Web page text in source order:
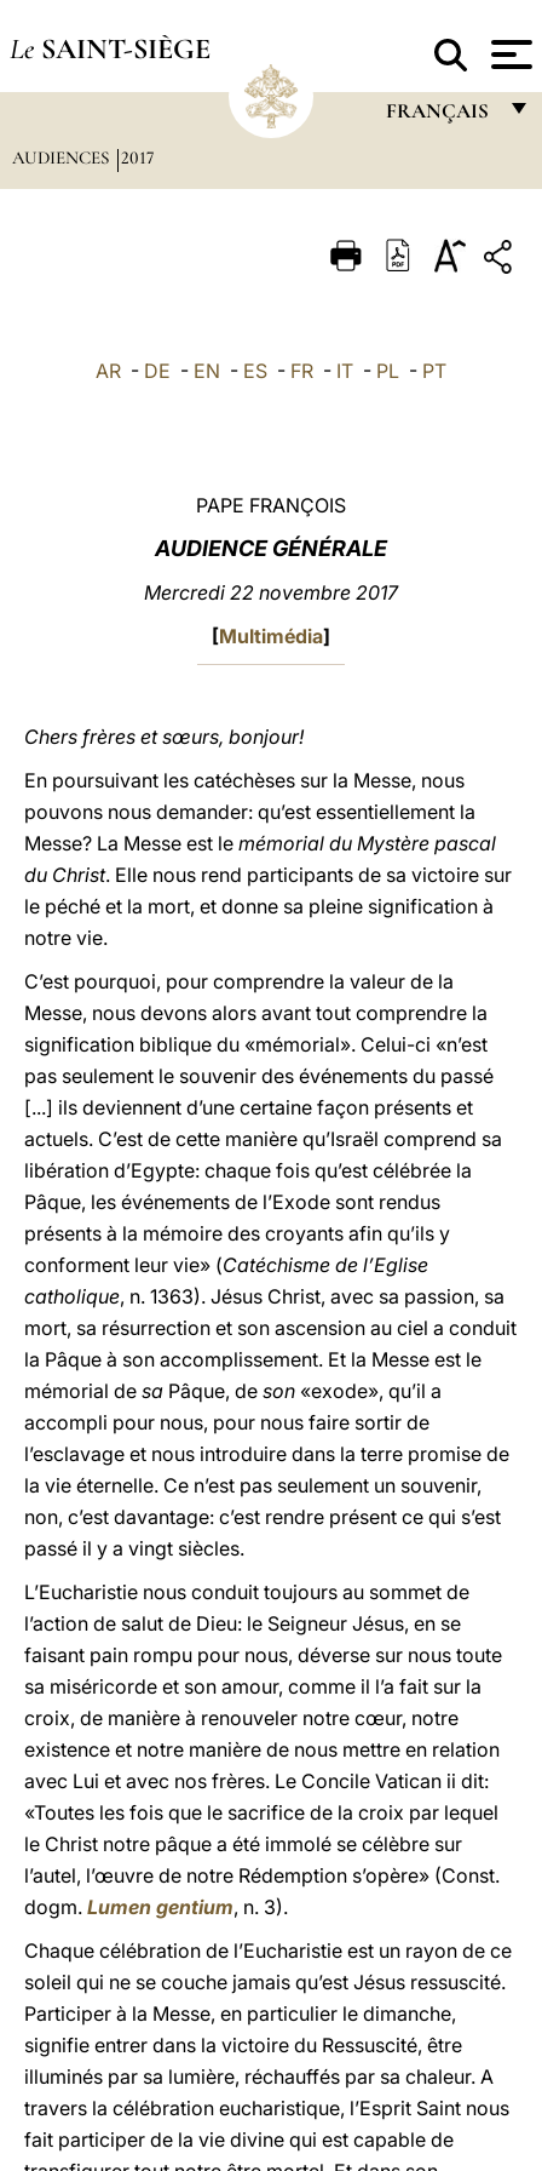
Le SAINT-SIÈGE
FRANÇAIS
ITALIANO
中文
LATINE
AUDIENCES 2017
AR - DE - EN - ES - FR - IT - PL - PT
PAPE FRANÇOIS
AUDIENCE GÉNÉRALE
Mercredi 22 novembre 2017
[Multimédia]
Chers frères et sœurs, bonjour!
En poursuivant les catéchèses sur la Messe, nous
pouvons nous demander: qu’est essentiellement la
Messe? La Messe est le mémorial du Mystère pascal
du Christ. Elle nous rend participants de sa victoire sur
le péché et la mort, et donne sa pleine signification à
notre vie.
C’est pourquoi, pour comprendre la valeur de la
Messe, nous devons alors avant tout comprendre la
signification biblique du «mémorial». Celui-ci «n’est
pas seulement le souvenir des événements du passé
[...] ils deviennent d’une certaine façon présents et
actuels. C’est de cette manière qu’Israël comprend sa
libération d’Egypte: chaque fois qu’est célébrée la
Pâque, les événements de l’Exode sont rendus
présents à la mémoire des croyants afin qu’ils y
conforment leur vie» (Catéchisme de l’Eglise
catholique, n. 1363). Jésus Christ, avec sa passion, sa
mort, sa résurrection et son ascension au ciel a conduit
la Pâque à son accomplissement. Et la Messe est le
mémorial de sa Pâque, de son «exode», qu’il a
accompli pour nous, pour nous faire sortir de
l’esclavage et nous introduire dans la terre promise de
la vie éternelle. Ce n’est pas seulement un souvenir,
non, c’est davantage: c’est rendre présent ce qui s’est
passé il y a vingt siècles.
L’Eucharistie nous conduit toujours au sommet de
l’action de salut de Dieu: le Seigneur Jésus, en se
faisant pain rompu pour nous, déverse sur nous toute
sa miséricorde et son amour, comme il l’a fait sur la
croix, de manière à renouveler notre cœur, notre
existence et notre manière de nous mettre en relation
avec Lui et avec nos frères. Le Concile Vatican ii dit:
«Toutes les fois que le sacrifice de la croix par lequel
le Christ notre pâque a été immolé se célèbre sur
l’autel, l’œuvre de notre Rédemption s’opère» (Const.
dogm. Lumen gentium, n. 3).
Chaque célébration de l’Eucharistie est un rayon de ce
soleil qui ne se couche jamais qu’est Jésus ressuscité.
Participer à la Messe, en particulier le dimanche,
signifie entrer dans la victoire du Ressuscité, être
illuminés par sa lumière, réchauffés par sa chaleur. A
travers la célébration eucharistique, l’Esprit Saint nous
fait participer de la vie divine qui est capable de